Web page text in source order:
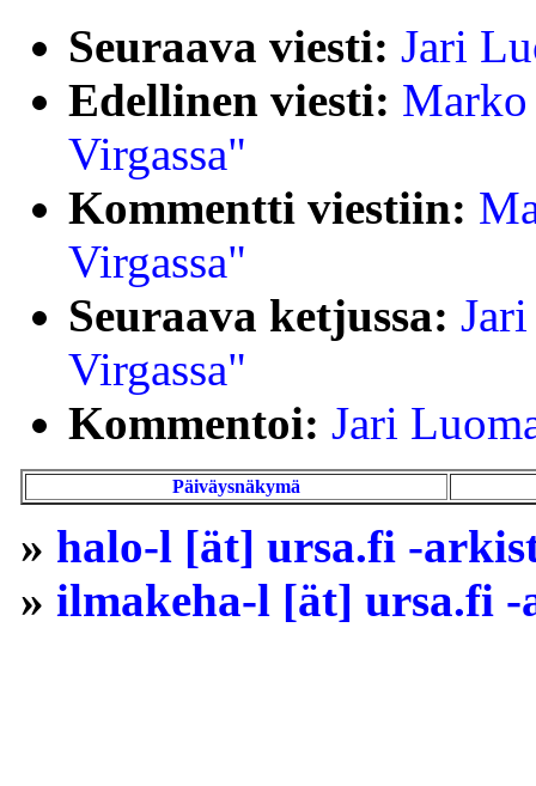
Seuraava viesti: Jari
Edellinen viesti:
Virgassa"
Kommentti viestiin:
Virgassa"
Seuraava ketjussa:
Virgassa"
Kommentoi: Jari
Päiväysnäkymä
» halo-l [ät] ursa.fi -
» ilmakeha-l [ät] ursa.fi -